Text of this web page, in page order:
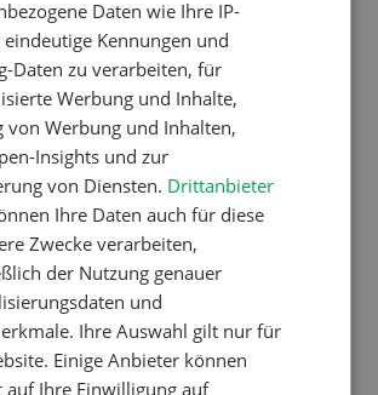
ohne
effizienter nutzen
Daten wie Ihre IP-
eindeutige Kennungen und
Daten zu verarbeiten, für
Werbung und Inhalte,
von Werbung und Inhalten,
Insights und zur
von Diensten. Drittanbieter
Ihre Daten auch für diese
Zwecke verarbeiten,
der Nutzung genauer
und
Ihre Auswahl gilt nur für
Einige Anbieter können
auf Ihre Einwilligung auf